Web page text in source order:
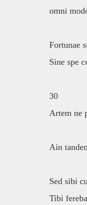
omni
Fortunae
Sine spe
30
Artem ne
Ain
Sed sibi
Tibi